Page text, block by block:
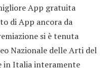
App gratuita
di App ancora da
si è tenuta
Nazionale delle Arti del
in Italia interamente